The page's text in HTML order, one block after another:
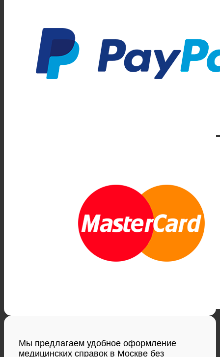
Мы предлагаем удобное оформление
медицинских справок в Москве без